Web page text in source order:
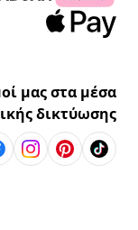
μας στα μέσα
δικτύωσης